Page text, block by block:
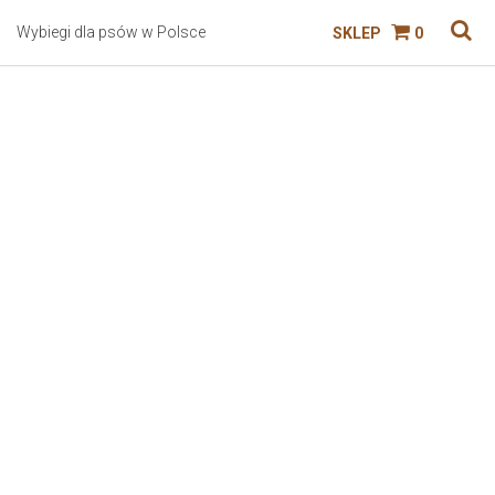
Wybiegi dla psów w Polsce SKLEP 0